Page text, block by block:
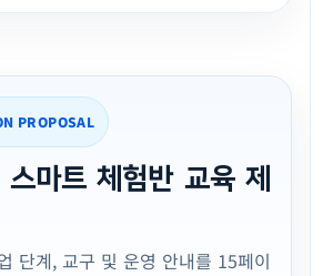
PROPOSAL
스마트 체험반 교육 제
단계, 교구 및 운영 안내를 15페이